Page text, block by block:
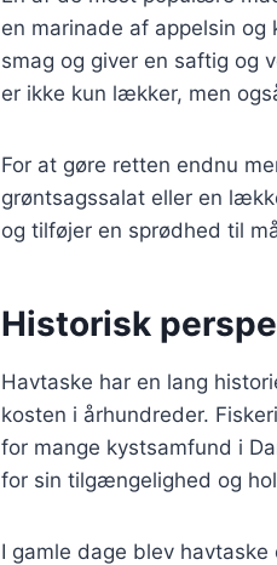
en marinade af appelsin
smag og giver en saftig og
er ikke kun lækker, men
For at gøre retten endnu
grøntsagssalat eller en
og tilføjer en sprødhed til
Historisk
Havtaske har en lang
kosten i århundreder.
for mange kystsamfund i
for sin tilgængelighed og
I gamle dage blev